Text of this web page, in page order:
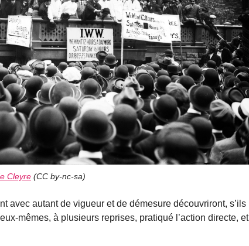
Cleyre (CC by-nc-sa)
avec autant de vigueur et de démesure découvriront, s’ils
mêmes, à plusieurs reprises, pratiqué l’action directe, et